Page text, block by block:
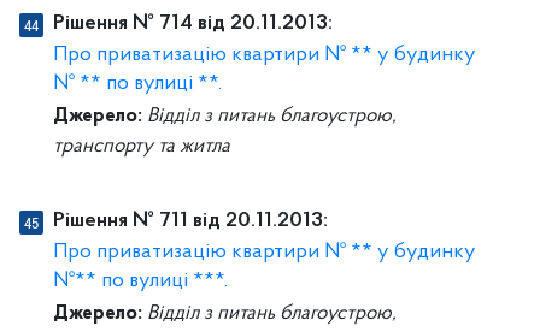
Рішення № 714 від 20.11.2013:
Про приватизацію квартири № ** у будинку
№ ** по вулиці **.
Джерело: Відділ з питань благоустрою,
транспорту та житла
Рішення № 711 від 20.11.2013:
Про приватизацію квартири № ** у будинку
№** по вулиці ***.
Джерело: Відділ з питань благоустрою,